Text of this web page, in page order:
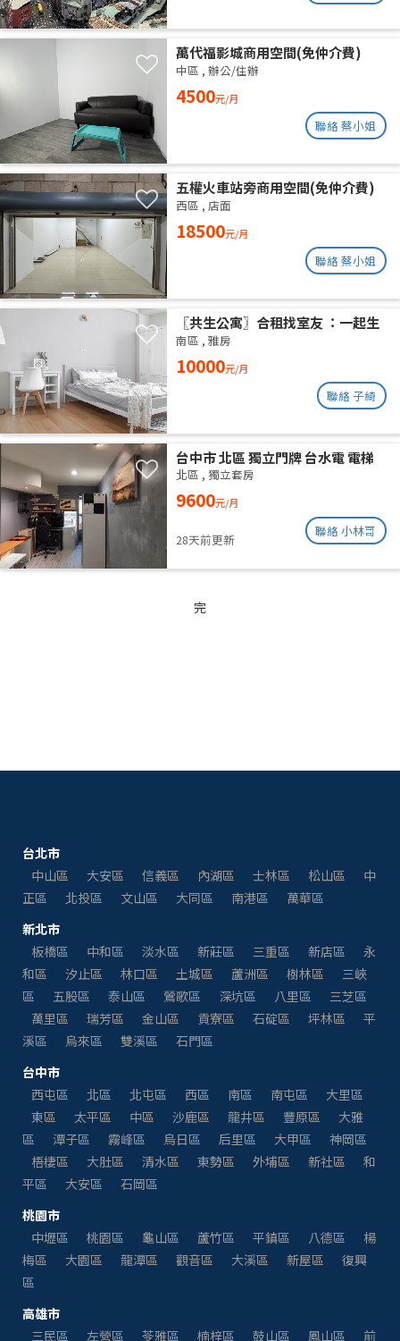
萬代福影城商用空間(免仲介費)
中區 , 辦公/住辦
4500元/月
聯絡 蔡小姐
五權火車站旁商用空間(免仲介費)
西區 , 店面
18500元/月
聯絡 蔡小姐
〖共生公寓〗合租找室友 ：一起生
活在良善的居家環境
南區 , 雅房
10000元/月
聯絡 子綺
台中市 北區 獨立門牌 台水電 電梯
大樓 位於14樓 權狀10坪 有獨立陽
台通風採光好 獨曬獨洗 不會淋雨
北區 , 獨立套房
9600元/月
28天前更新
聯絡 小林哥
完
台北市
中山區
大安區 信義區 內湖區 士林區 松山區
中
正區
北投區 文山區 大同區 南港區
萬華區
新北市
板橋區
中和區 淡水區 新莊區 三重區 新店區
永
和區
汐止區 林口區 土城區 蘆洲區 樹林區
三峽
區
五股區 泰山區 鶯歌區 深坑區 八里區
三芝區
萬里區
瑞芳區 金山區 貢寮區 石碇區 坪林區
平
溪區
烏來區 雙溪區
石門區
台中市
西屯區
北區 北屯區 西區 南區 南屯區
大里區
東區
太平區 中區 沙鹿區 龍井區 豐原區
大雅
區
潭子區 霧峰區 烏日區 后里區 大甲區
神岡區
梧棲區
大肚區 清水區 東勢區 外埔區 新社區
和
平區
大安區
石岡區
桃園市
中壢區
桃園區 龜山區 蘆竹區 平鎮區 八德區
楊
梅區
大園區 龍潭區 觀音區 大溪區 新屋區
復興
區
高雄市
三民區
左營區 苓雅區 楠梓區 鼓山區 鳳山區 前